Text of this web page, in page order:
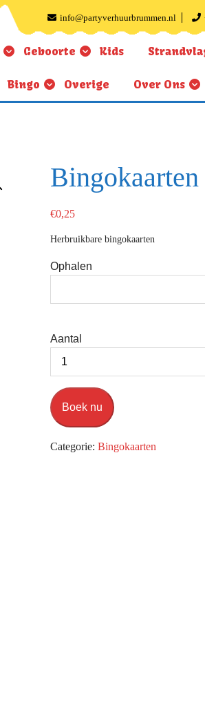
info@partyverhuurbrummen.nl
Geboorte Kids
Bingo Overige Over Ons
Bingokaarten
€0,25
Herbruikbare bingokaarten
Ophalen
Aantal
Boek nu
Categorie: Bingokaarten